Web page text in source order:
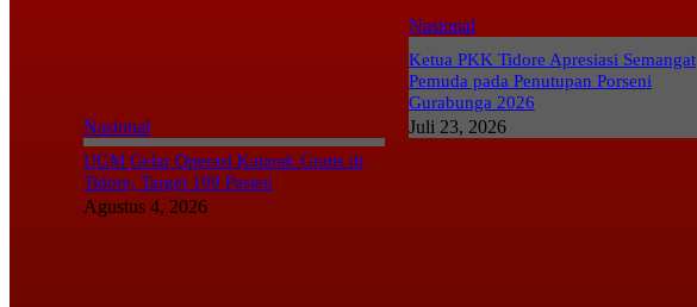
Nasional
UGM Gelar Operasi Katarak Gratis di
Tidore, Target 100 Pasien
Agustus 4, 2026
Nasional
Ketua PKK Tidore Apresiasi Semangat
Pemuda pada Penutupan Porseni
Gurabunga 2026
Juli 23, 2026